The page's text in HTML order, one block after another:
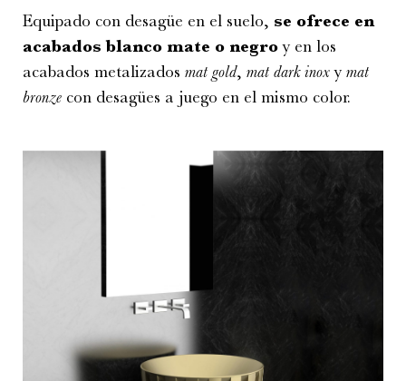
Equipado con desagüe en el suelo, se ofrece en
acabados blanco mate o negroy en los
acabados metalizados mat gold, mat dark inoxy mat
bronze con desagües a juego en el mismo color.